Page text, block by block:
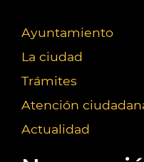
Ayuntamiento
La ciudad
Trámites
Atención
Actualidad